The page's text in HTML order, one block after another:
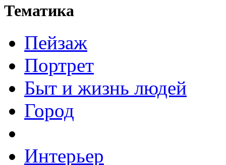
Тематика
Пейзаж
Портрет
Быт и жизнь людей
Город
Интерьер